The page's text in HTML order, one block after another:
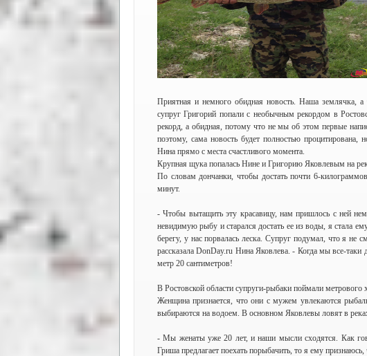
Приятная и немного обидная новость. Наша землячка,
супруг Григорий попали с необычным рекордом в
рекорд, а обидная, потому что не мы об этом первые
поэтому, сама новость будет полностью
Нина прямо с места счастливого момента.
Крупная щука попалась Нине и Григорию Яковлевым на
По словам дончанки, чтобы достать почти 6-
минут.
- Чтобы вытащить эту красавицу, нам пришлось с ней
невидимую рыбу и старался достать ее из воды, я стала
берегу, у нас порвалась леска. Супруг подумал, что я не
рассказала DonDay.ru Нина Яковлева. - Когда мы все-таки
метр 20 сантиметров!
В Ростовской области супруги-рыбаки поймали метрового
Женщина признается, что они с мужем увлекаются
выбираются на водоем. В основном Яковлевы ловят в
- Мы женаты уже 20 лет, и наши мысли сходятся. Как
Гриша предлагает поехать порыбачить, то я ему